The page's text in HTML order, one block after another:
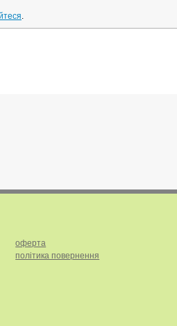
.
оферта
політика повернення